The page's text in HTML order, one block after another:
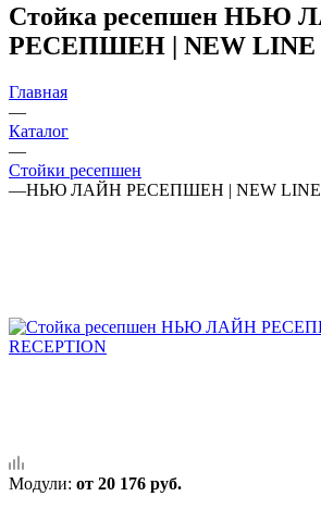
Стойка ресепшен НЬЮ
РЕСЕПШЕН | NEW LINE
Главная
—
Каталог
—
Стойки ресепшен
—НЬЮ ЛАЙН РЕСЕПШЕН | NEW LINE
Модули: от 20 176 руб.